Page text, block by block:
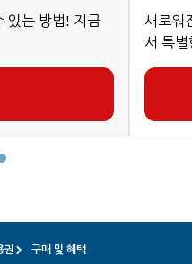
있는 방법! 지금
새로워
서 특
권 구매 및 혜택